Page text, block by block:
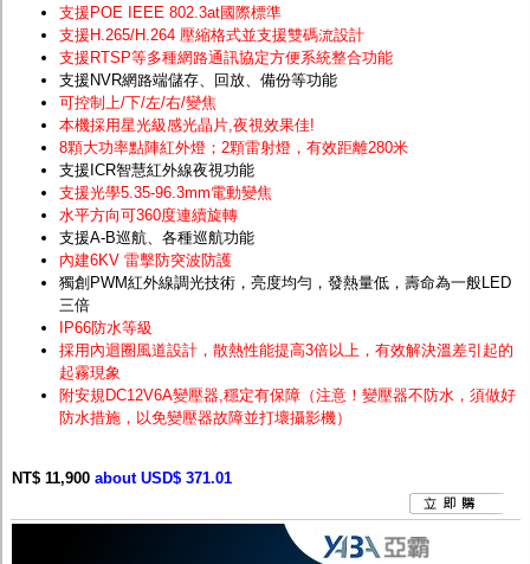
支援POE IEEE 802.3at國際標準
支援H.265/H.264 壓縮格式並支援雙碼流設計
支援RTSP等多種網路通訊協定方便系統整合功能
支援NVR網路端儲存、回放、備份等功能
可控制上/下/左/右/變焦
本機採用星光級感光晶片,夜視效果佳!
8顆大功率點陣紅外燈；2顆雷射燈，有效距離280米
支援ICR智慧紅外線夜視功能
支援光學5.35-96.3mm電動變焦
水平方向可360度連續旋轉
支援A-B巡航、各種巡航功能
內建6KV 雷擊防突波防護
獨創PWM紅外線調光技術，亮度均勻，發熱量低，壽命為一般LED
三倍
IP66防水等級
採用內迴圈風道設計，散熱性能提高3倍以上，有效解決溫差引起的
起霧現象
附安規DC12V6A變壓器,穩定有保障（注意！變壓器不防水，須做好
防水措施，以免變壓器故障並打壞攝影機）
NT$ 11,900 about USD$ 371.01